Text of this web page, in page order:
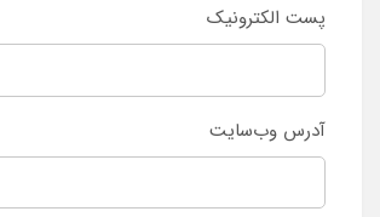
پست الکترونیک
آدرس وب‌سایت